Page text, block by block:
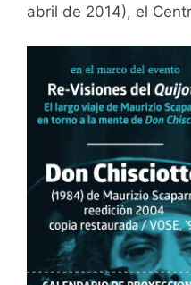
abril de 2014), el